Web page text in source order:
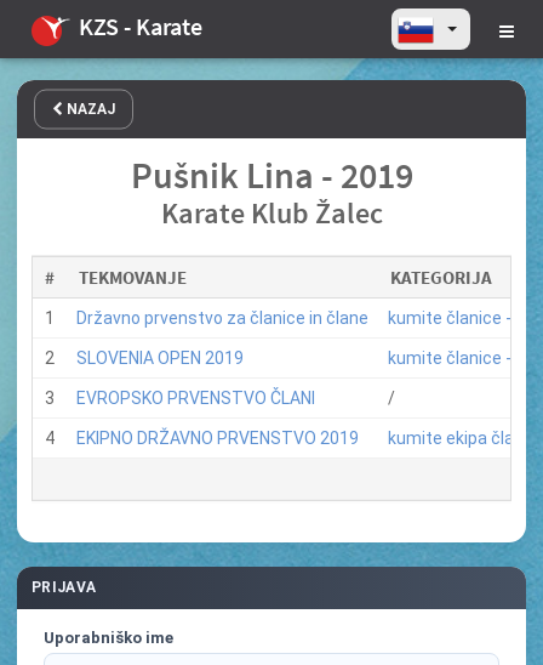
KZS - Karate
NAZAJ
Pušnik Lina - 2019
Karate Klub Žalec
# TEKMOVANJE KATEGORIJA
1 Državno prvenstvo za članice in člane kumite članice -68
2 SLOVENIA OPEN 2019 kumite članice -68
3 EVROPSKO PRVENSTVO ČLANI /
4 EKIPNO DRŽAVNO PRVENSTVO 2019 kumite ekipa
PRIJAVA
Uporabniško ime